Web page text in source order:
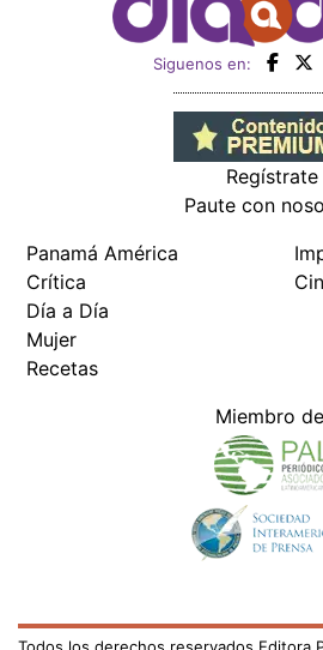
Siguenos en:
Regístrate
Paute con
Panamá América
Crítica
Día a Día
Mujer
Recetas
Miembro